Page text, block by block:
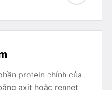
protein chính của
axit hoặc rennet